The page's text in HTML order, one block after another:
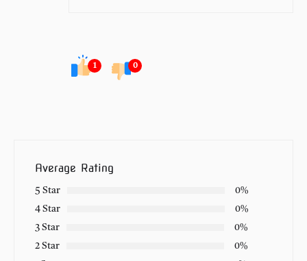
1 0
Average Rating
5 Star
0%
4 Star
0%
3 Star
0%
2 Star
0%